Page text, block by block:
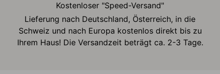
Kostenloser "Speed-Versand"
Lieferung nach Deutschland, Österreich, in die
Schweiz und nach Europa kostenlos direkt bis zu
Ihrem Haus! Die Versandzeit beträgt ca. 2-3 Tage.